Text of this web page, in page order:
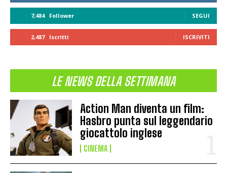
7,484 Follower SEGUI
2,487 Iscritti ISCRIVITI
LE NEWS DELLA SETTIMANA
Action Man diventa un film:
Hasbro punta sul leggendario
giocattolo inglese
CINEMA